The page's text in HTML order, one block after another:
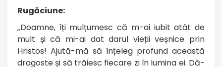
Rugăciune:
„Doamne, îți mulțumesc că m-ai iubit atât de
mult și că mi-ai dat darul vieții veșnice prin
Hristos! Ajută-mă să înțeleg profund această
dragoste și să trăiesc fiecare zi în lumina ei. Dă-